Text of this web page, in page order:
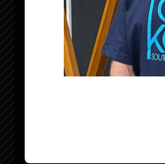
Organisator